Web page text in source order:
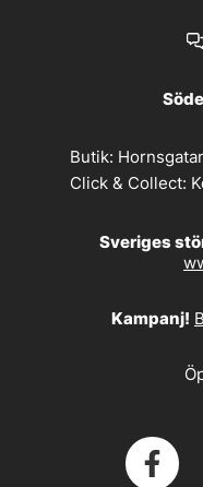
Butik:
Click & Collect:
Sveriges
Kampanj!